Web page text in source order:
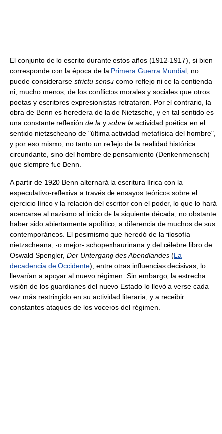
El conjunto de lo escrito durante estos años (1912-1917), si bien
corresponde con la época de la Primera Guerra Mundial , no
puede considerarse strictu sensu como reflejo ni de la contienda
ni, mucho menos, de los conflictos morales y sociales que otros
poetas y escritores expresionistas retrataron. Por el contrario, la
obra de Benn es heredera de la de Nietzsche, y en tal sentido es
una constante reflexión de la y sobre la actividad poética en el
sentido nietzscheano de "última actividad metafísica del hombre",
y por eso mismo, no tanto un reflejo de la realidad histórica
circundante, sino del hombre de pensamiento (Denkenmensch)
que siempre fue Benn.
A partir de 1920 Benn alternará la escritura lírica con la
especulativo-reflexiva a través de ensayos teóricos sobre el
ejercicio lírico y la relación del escritor con el poder, lo que lo hará
acercarse al nazismo al inicio de la siguiente década, no obstante
haber sido abiertamente apolítico, a diferencia de muchos de sus
contemporáneos. El pesimismo que heredó de la filosofía
nietzscheana, -o mejor- schopenhaurinana y del célebre libro de
Oswald Spengler, Der Untergang des Abendlandes (La
decadencia de Occidente), entre otras influencias decisivas, lo
llevarían a apoyar al nuevo régimen. Sin embargo, la estrecha
visión de los guardianes del nuevo Estado lo llevó a verse cada
vez más restringido en su actividad literaria, y a receibir
constantes ataques de los voceros del régimen.